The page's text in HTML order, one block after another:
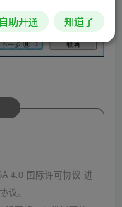
4.0 国际许可协议 进
议。
自助开通 知道了